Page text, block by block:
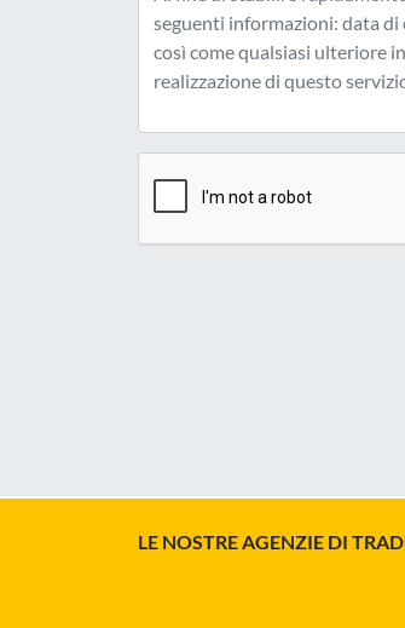
LE NOSTRE AGENZIE DI